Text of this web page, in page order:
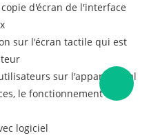
d'écran de l'interface
sur l'écran tactile qui est
sur l'appareil final
le fonctionnement et le
logiciel